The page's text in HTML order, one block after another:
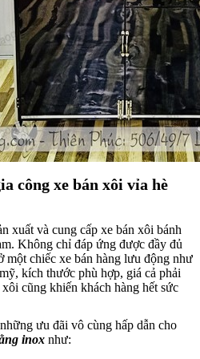
công xe bán xôi vỉa hè
xuất và cung cấp xe bán xôi bánh
Không chỉ đáp ứng được đầy đủ
một chiếc xe bán hàng lưu động như
kích thước phù hợp, giá cả phải
cũng khiến khách hàng hết sức
ưu đãi vô cùng hấp dẫn cho
inox như: